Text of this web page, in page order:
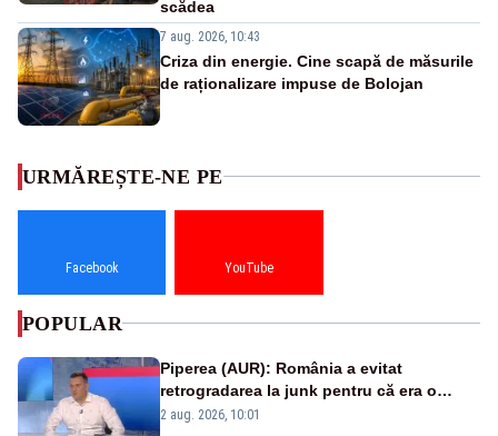
scădea
7 aug. 2026, 10:43
Criza din energie. Cine scapă de măsurile
de raționalizare impuse de Bolojan
URMĂREȘTE-NE PE
Facebook YouTube
POPULAR
Piperea (AUR): România a evitat
retrogradarea la junk pentru că era o
catastrofă pentru bănci și fondurile de
2 aug. 2026, 10:01